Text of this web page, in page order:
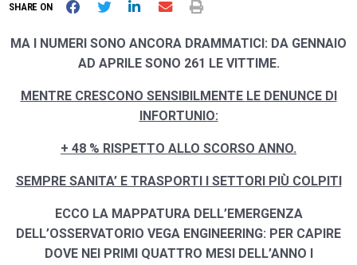
SHARE ON
MA I NUMERI SONO ANCORA DRAMMATICI: DA GENNAIO
AD APRILE SONO 261 LE VITTIME.
MENTRE CRESCONO SENSIBILMENTE LE DENUNCE DI
INFORTUNIO:
+ 48 % RISPETTO ALLO SCORSO ANNO.
SEMPRE SANITA’ E TRASPORTI I SETTORI PIÙ COLPITI
ECCO LA MAPPATURA DELL’EMERGENZA
DELL’OSSERVATORIO VEGA ENGINEERING: PER CAPIRE
DOVE NEI PRIMI QUATTRO MESI DELL’ANNO I